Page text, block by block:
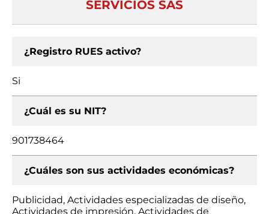
SERVICIOS SAS
¿Registro RUES activo?
Si
¿Cuál es su NIT?
901738464
¿Cuáles son sus actividades económicas?
Publicidad, Actividades especializadas de diseño,
Actividades de impresión, Actividades de